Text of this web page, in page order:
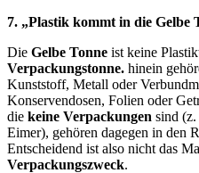
7. „Plastik kommt in die Gelbe
Die Gelbe Tonne ist keine
Verpackungstonne. hinein
Kunststoff, Metall oder
Konservendosen, Folien oder
die keine Verpackungen sind
Eimer), gehören dagegen in den
Entscheidend ist also nicht das
Verpackungszweck.